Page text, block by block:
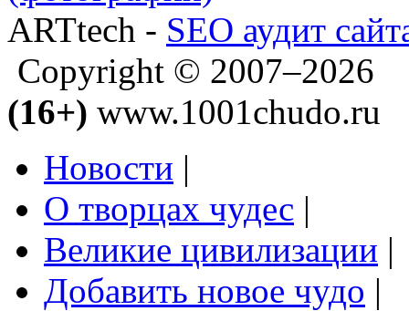
ARTtech - SEO аудит
Copyright © 2007–2026
(16+) www.1001chudo.ru
Новости |
О творцах чудес |
Великие цивилизации |
Добавить новое чудо |